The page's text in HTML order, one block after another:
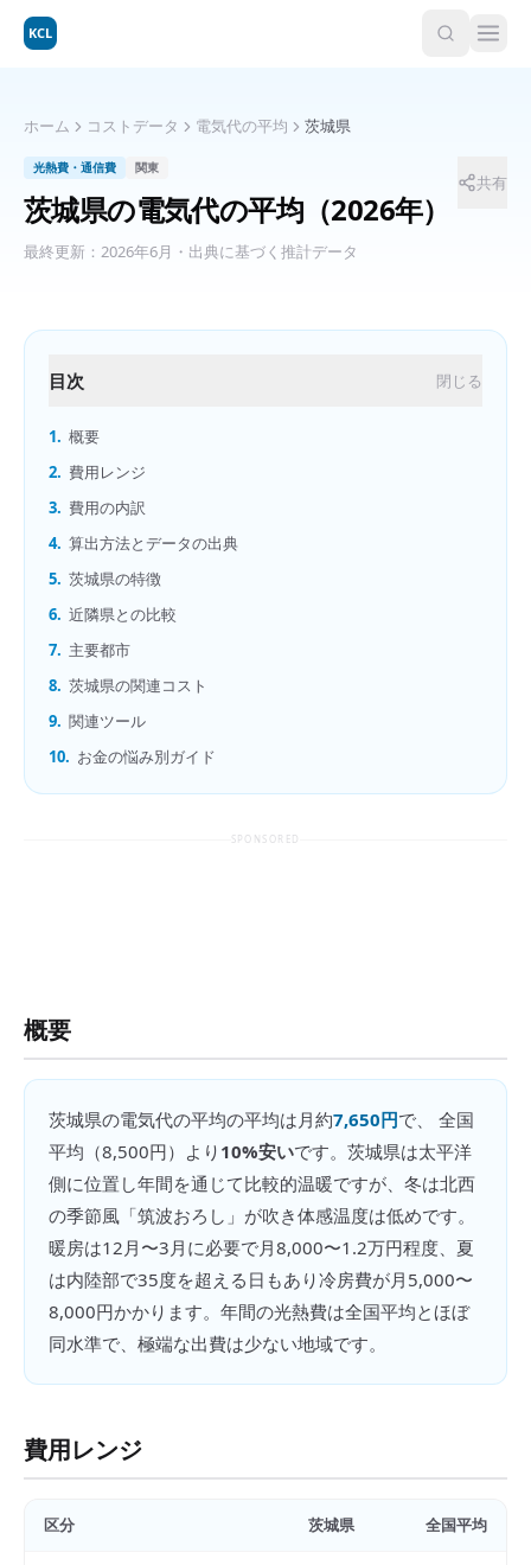
KCL
ホーム コストデータ 電気代の平均 茨城県
光熱費・通信費 関東
茨城県の電気代の平均 （2026年）
最終更新： 2026年6月 ・出典に基づく推計データ
共有
目次 閉じる
1. 概要
2. 費用レンジ
3. 費用の内訳
4. 算出方法とデータの出典
5. 茨城県の特徴
6. 近隣県との比較
7. 主要都市
8. 茨城県の関連コスト
9. 関連ツール
10. お金の悩み別ガイド
SPONSORED
概要
茨城県の電気代の平均の平均は月約7,650円で、 全国
平均（8,500円）より 10%安いです。 茨城県は太平洋
側に位置し年間を通じて比較的温暖ですが、冬は北西
の季節風「筑波おろし」が吹き体感温度は低めです。
暖房は12月〜3月に必要で月8,000〜1.2万円程度、夏
は内陸部で35度を超える日もあり冷房費が月5,000〜
8,000円かかります。年間の光熱費は全国平均とほぼ
同水準で、極端な出費は少ない地域です。
費用レンジ
区分 茨城県 全国平均